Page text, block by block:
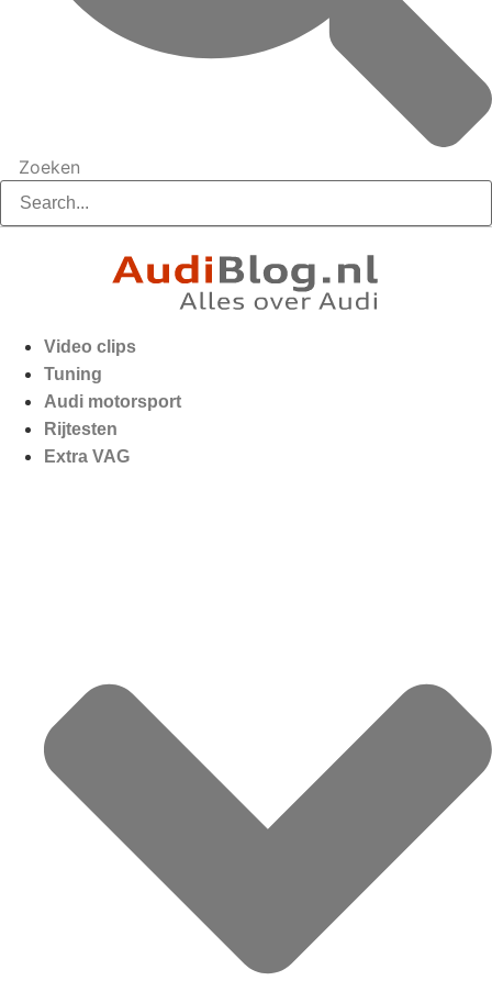
Zoeken
Video clips
Tuning
Audi motorsport
Rijtesten
Extra VAG